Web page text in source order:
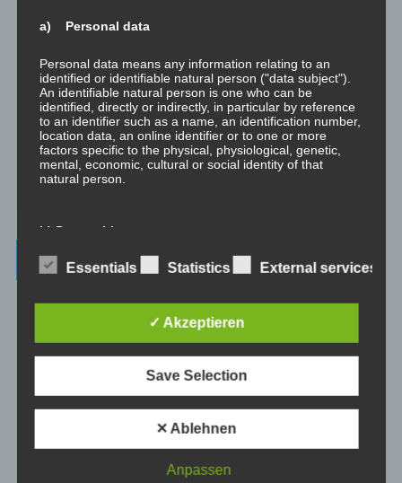
emotionale Kompetenz zu entwickeln.
⇒ Geführte MeditationenHier gibt es geführte Meditationen und
Traumreisen.
⇒ Philosophische ExkurseHier gibt es Hintergrundwissen zu den
Konzepten der Transformation, der persönlichen Entwicklung und
des spirituellen Wachstums.
Beiträge – blog.dicklberger.com
Genommene Eigenverantwortung, gelebte
Selbstbestimmung, persönliche Entwicklung und
a) Personal data
Personal data means any information relating to an
identified or identifiable natural person ("data subject").
An identifiable natural person is one who can be
identified, directly or indirectly, in particular by reference
to an identifier such as a name, an identification number,
location data, an online identifier or to one or more
factors specific to the physical, physiological, genetic,
mental, economic, cultural or social identity of that
natural person.
b) Data subject
Data subject is any identified or identifiable natural
recording, organisation, structuring, storage, adaptation
available, alignment or combination, restriction, erasure
Essentials Statistics External services
✓ Akzeptieren
Save Selection
✕ Ablehnen
Anpassen